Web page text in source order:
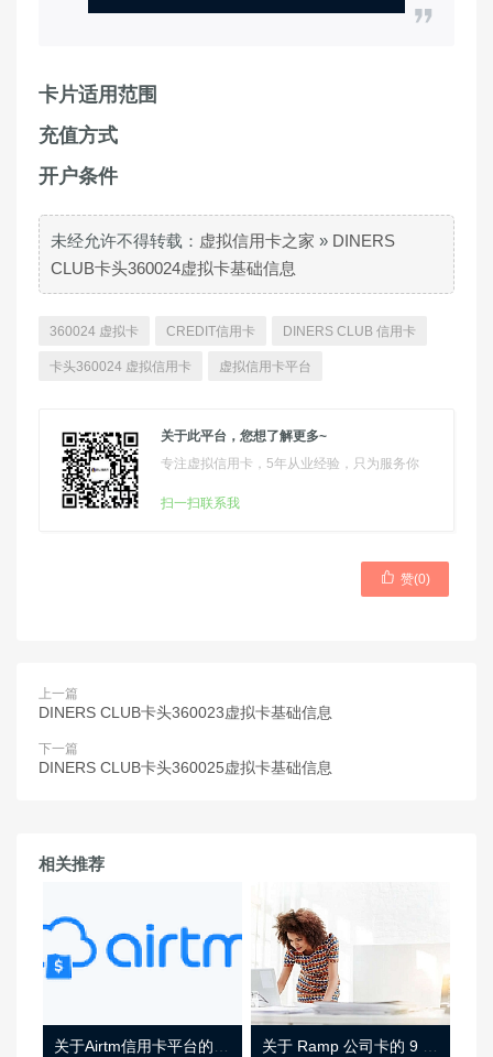
卡片适用范围
充值方式
开户条件
未经允许不得转载： 虚拟信用卡之家 » DINERS
CLUB卡头360024虚拟卡基础信息
360024 虚拟卡 CREDIT信用卡 DINERS CLUB 信用卡
卡头360024 虚拟信用卡 虚拟信用卡平台
关于此平台，您想了解更多~
专注虚拟信用卡，5年从业经验，只为服务你
扫一扫联系我
 赞(0)
上一篇
DINERS CLUB卡头360023虚拟卡基础信息
下一篇
DINERS CLUB卡头360025虚拟卡基础信息
相关推荐